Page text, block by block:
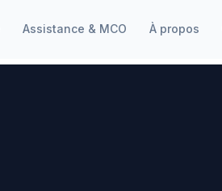
Assistance & MCO À propos